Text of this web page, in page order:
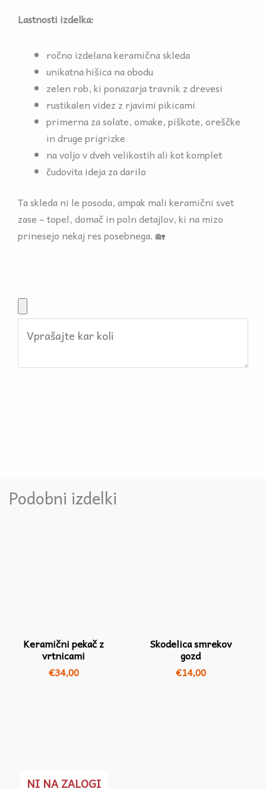
Lastnosti izdelka:
ročno izdelana keramična skleda
unikatna hišica na obodu
zelen rob, ki ponazarja travnik z drevesi
rustikalen videz z rjavimi pikicami
primerna za solate, omake, piškote, oreščke
in druge prigrizke
na voljo v dveh velikostih ali kot komplet
čudovita ideja za darilo
Ta skleda ni le posoda, ampak mali keramični svet
zase – topel, domač in poln detajlov, ki na mizo
prinesejo nekaj res posebnega. 🏡
Podobni izdelki
Keramični pekač z
vrtnicami
€34,00
Skodelica smrekov
gozd
€14,00
NI NA ZALOGI